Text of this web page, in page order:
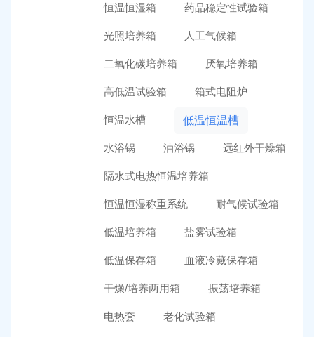
恒温恒湿箱 药品稳定性试验箱
光照培养箱 人工气候箱
二氧化碳培养箱 厌氧培养箱
高低温试验箱 箱式电阻炉
恒温水槽 低温恒温槽
水浴锅 油浴锅 远红外干燥箱
隔水式电热恒温培养箱
恒温恒湿称重系统 耐气候试验箱
低温培养箱 盐雾试验箱
低温保存箱 血液冷藏保存箱
干燥/培养两用箱 振荡培养箱
电热套 老化试验箱